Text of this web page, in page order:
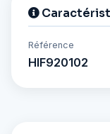
Référence
HIF920102